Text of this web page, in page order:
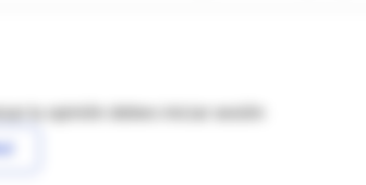
tu opinión debes iniciar sesión